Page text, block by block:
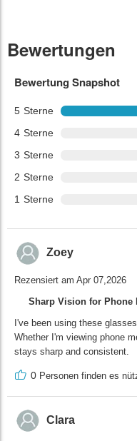
Bewertungen
Bewertung Snapshot
5 Sterne
4 Sterne
3 Sterne
2 Sterne
1 Sterne
Zoey
Rezensiert am Apr 07,2026
Sharp Vision for Phone
I've been using these
Whether I'm viewing phone
stays sharp and consistent.
0 Personen finden es
Clara